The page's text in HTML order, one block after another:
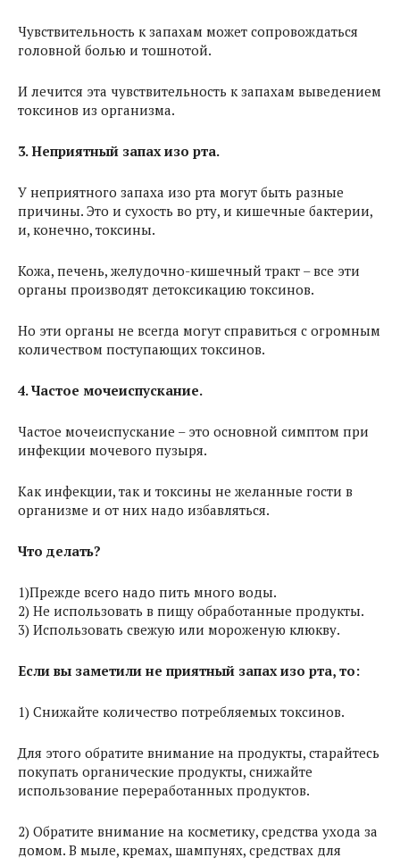
Чувствительность к запахам может сопровождаться
головной болью и тошнотой.
И лечится эта чувствительность к запахам выведением
токсинов из организма.
3. Неприятный запах изо рта.
У неприятного запаха изо рта могут быть разные
причины. Это и сухость во рту, и кишечные бактерии,
и, конечно, токсины.
Кожа, печень, желудочно-кишечный тракт – все эти
органы производят детоксикацию токсинов.
Но эти органы не всегда могут справиться с огромным
количеством поступающих токсинов.
4. Частое мочеиспускание.
Частое мочеиспускание – это основной симптом при
инфекции мочевого пузыря.
Как инфекции, так и токсины не желанные гости в
организме и от них надо избавляться.
Что делать?
1)Прежде всего надо пить много воды.
2) Не использовать в пищу обработанные продукты.
3) Использовать свежую или мороженую клюкву.
Если вы заметили не приятный запах изо рта, то:
1) Снижайте количество потребляемых токсинов.
Для этого обратите внимание на продукты, старайтесь
покупать органические продукты, снижайте
использование переработанных продуктов.
2) Обратите внимание на косметику, средства ухода за
домом. В мыле, кремах, шампунях, средствах для